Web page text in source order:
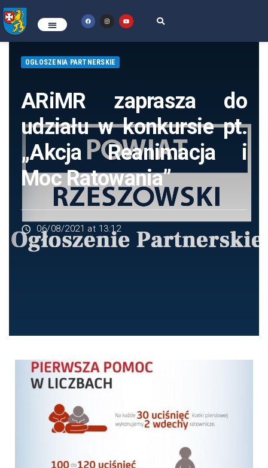
OGŁOSZENIA PARTNERSKIE
ARiMR zaprasza do
udziału w konkursie pt.
„Akcja Reanimacja i
Moc Ratowania”
06/08/2021 at 13:12